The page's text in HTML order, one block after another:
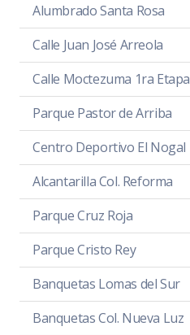
Alumbrado Santa Rosa
Calle Juan José Arreola
Calle Moctezuma 1ra Etapa
Parque Pastor de Arriba
Centro Deportivo El Nogal
Alcantarilla Col. Reforma
Parque Cruz Roja
Parque Cristo Rey
Banquetas Lomas del Sur
Banquetas Col. Nueva Luz